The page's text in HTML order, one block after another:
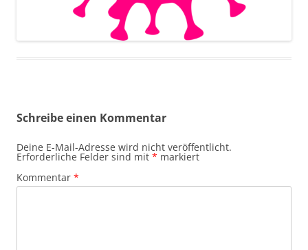
Schreibe einen Kommentar
Deine E-Mail-Adresse wird nicht veröffentlicht.
Erforderliche Felder sind mit * markiert
Kommentar *